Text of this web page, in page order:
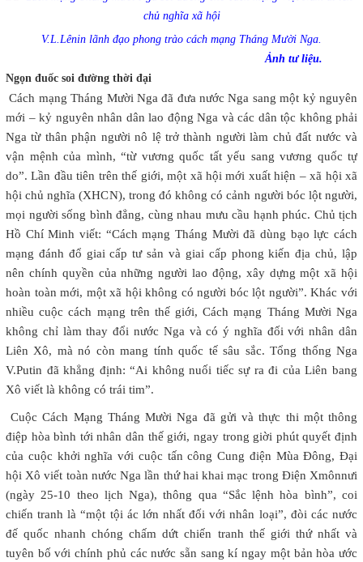
V.L.Lênin lãnh đạo phong trào cách mạng Tháng Mười Nga.
Ảnh tư liệu.
Ngọn đuốc soi đường thời đại
Cách mạng Tháng Mười Nga đã đưa nước Nga sang một kỷ nguyên
mới – kỷ nguyên nhân dân lao động Nga và các dân tộc không phải
Nga từ thân phận người nô lệ trở thành người làm chủ đất nước và
vận mệnh của mình, “từ vương quốc tất yếu sang vương quốc tự
do”. Lần đầu tiên trên thế giới, một xã hội mới xuất hiện – xã hội xã
hội chủ nghĩa (XHCN), trong đó không có cảnh người bóc lột người,
mọi người sống bình đẳng, cùng nhau mưu cầu hạnh phúc. Chủ tịch
Hồ Chí Minh viết: “Cách mạng Tháng Mười đã dùng bạo lực cách
mạng đánh đổ giai cấp tư sản và giai cấp phong kiến địa chủ, lập
nên chính quyền của những người lao động, xây dựng một xã hội
hoàn toàn mới, một xã hội không có người bóc lột người”. Khác với
nhiều cuộc cách mạng trên thế giới, Cách mạng Tháng Mười Nga
không chỉ làm thay đổi nước Nga và có ý nghĩa đối với nhân dân
Liên Xô, mà nó còn mang tính quốc tế sâu sắc. Tổng thống Nga
V.Putin đã khẳng định: “Ai không nuối tiếc sự ra đi của Liên bang
Xô viết là không có trái tim”.
Cuộc Cách Mạng Tháng Mười Nga đã gửi và thực thi một thông
điệp hòa bình tới nhân dân thế giới, ngay trong giời phút quyết định
của cuộc khởi nghĩa với cuộc tấn công Cung điện Mùa Đông, Đại
hội Xô viết toàn nước Nga lần thứ hai khai mạc trong Điện Xmônnưi
(ngày 25-10 theo lịch Nga), thông qua “Sắc lệnh hòa bình”, coi
chiến tranh là “một tội ác lớn nhất đối với nhân loại”, đòi các nước
đế quốc nhanh chóng chấm dứt chiến tranh thế giới thứ nhất và
tuyên bố với chính phủ các nước sẵn sang kí ngay một bản hòa ước